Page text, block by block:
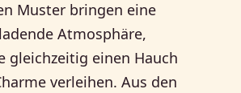
Muster bringen eine
Atmosphäre,
gleichzeitig einen Hauch
verleihen. Aus den